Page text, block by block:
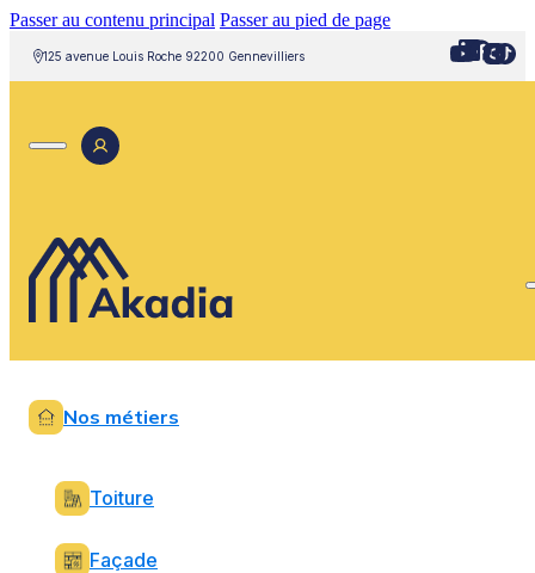
Passer au contenu principal Passer au pied de page
125 avenue Louis Roche 92200 Gennevilliers
Nos métiers
Toiture
Façade